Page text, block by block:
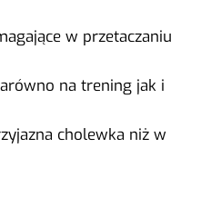
w przetaczaniu
na trening jak i
cholewka niż w